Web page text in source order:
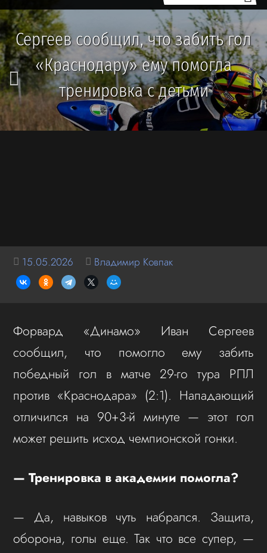
Сергеев сообщил, что забить гол
«Краснодару» ему помогла
тренировка с детьми
15.05.2026 Владимир Ковпак
Форвард «Динамо» Иван Сергеев
сообщил, что помогло ему забить
победный гол в матче 29-го тура РПЛ
против «Краснодара» (2:1). Нападающий
отличился на 90+3-й минуте — этот гол
может решить исход чемпионской гонки.
— Тренировка в академии помогла?
— Да, навыков чуть набрался. Защита,
оборона, голы еще. Так что все супер, —